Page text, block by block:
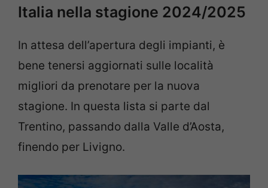
Italia nella stagione 2024/2025
In attesa dell’apertura degli impianti, è
bene tenersi aggiornati sulle località
migliori da prenotare per la nuova
stagione. In questa lista si parte dal
Trentino, passando dalla Valle d’Aosta,
finendo per Livigno.